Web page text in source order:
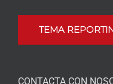
TEMA
CONTACTA CON